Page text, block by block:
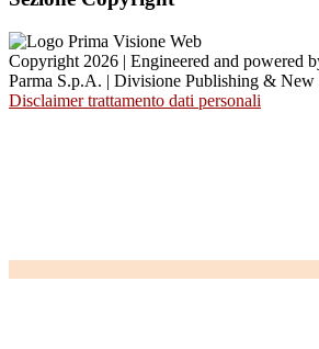
Copyright 2026 | Engineered and powered
Parma S.p.A. | Divisione Publishing & New
Disclaimer trattamento dati personali